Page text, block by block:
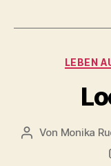
LEBEN
Beitragsautor
Von Monika